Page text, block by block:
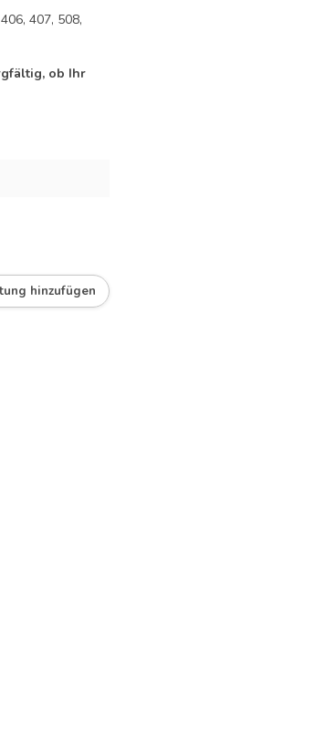
407, 508,
ob Ihr
hinzufügen